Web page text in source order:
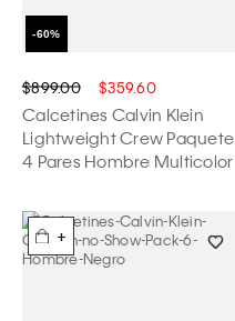
$899.00 $359.60
Calcetines Calvin Klein
Lightweight Crew Paquete
4 Pares Hombre Multicolor
+